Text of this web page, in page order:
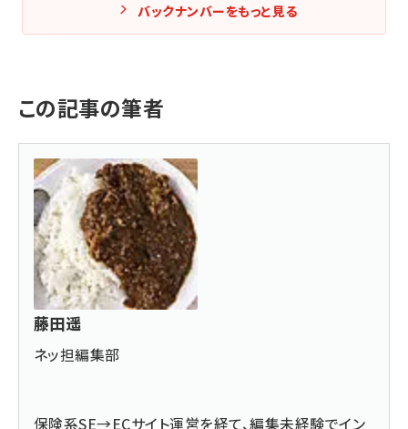
バックナンバーをもっと見る
この記事の筆者
藤田遥
ネッ担編集部
保険系SE→ECサイト運営を経て、編集未経験でイン